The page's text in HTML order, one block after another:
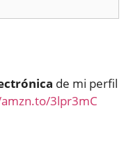
de mi perfil
3lpr3mC